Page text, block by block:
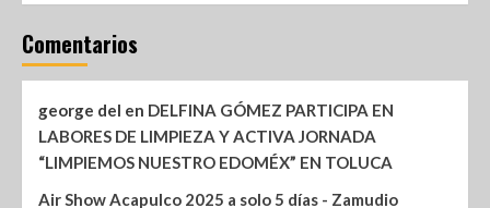
Comentarios
george del en DELFINA GÓMEZ PARTICIPA EN
LABORES DE LIMPIEZA Y ACTIVA JORNADA
“LIMPIEMOS NUESTRO EDOMÉX” EN TOLUCA
Air Show Acapulco 2025 a solo 5 días - Zamudio